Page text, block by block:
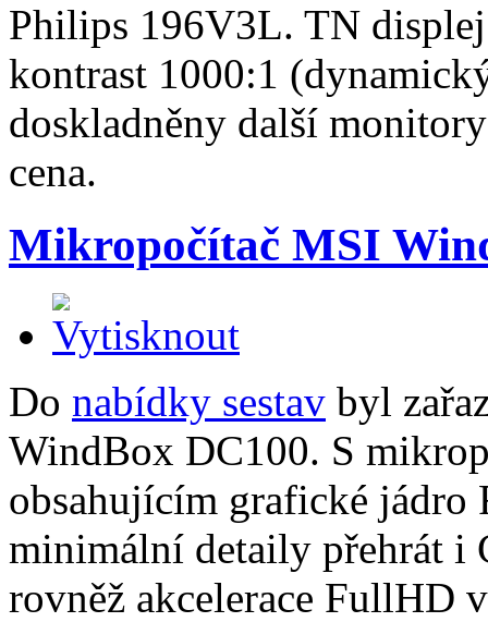
Philips 196V3L. TN
kontrast 1000:1
doskladněny další
cena.
Mikropočítač MSI
Do nabídky sestav byl
WindBox DC100. S
obsahujícím grafické jádro
minimální detaily přehrát i
rovněž akcelerace FullHD